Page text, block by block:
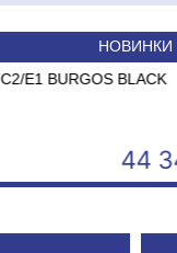
штрих-кода
НОВИНКИ
Сплит-система